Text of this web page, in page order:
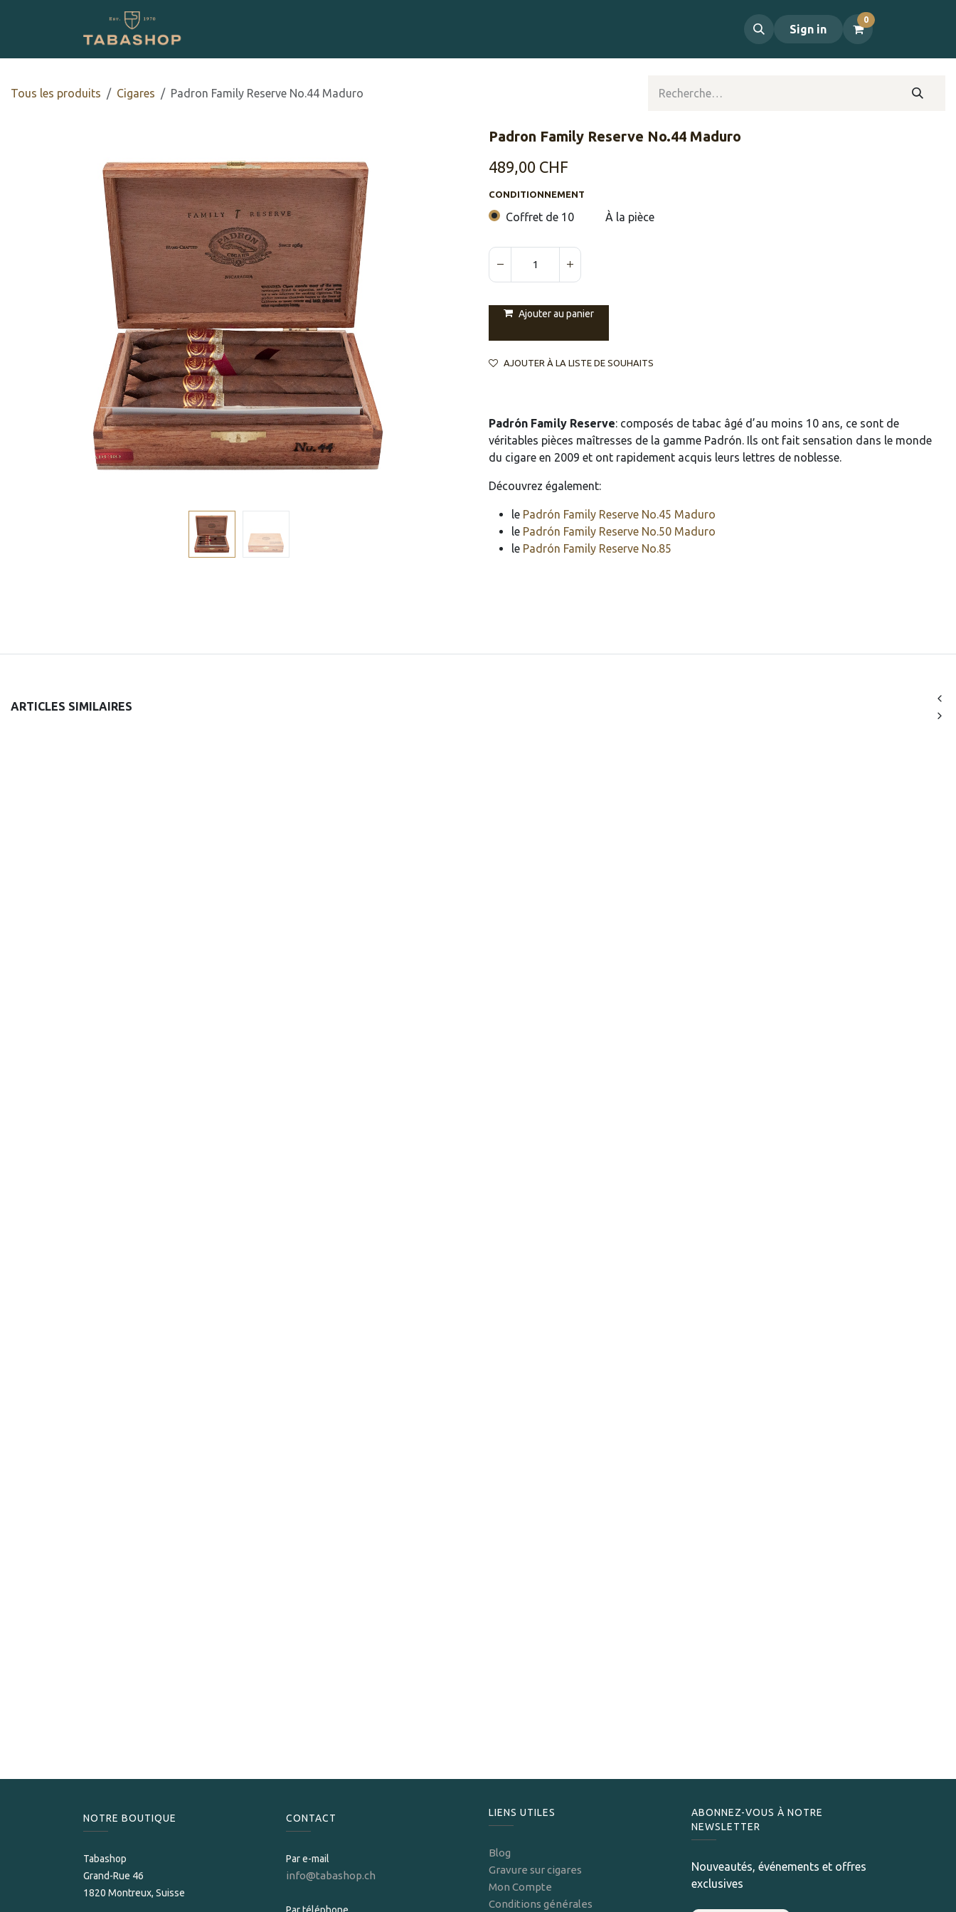
Sign in
0
Tous les produits ​​​Cigares Padron Family Reserve No.44 Maduro
Padron Family Reserve No.44 Maduro
489,00 CHF
CONDITIONNEMENT
Coffret de 10 À la pièce
Ajouter au panier
AJOUTER À LA LISTE DE SOUHAITS
Padrón Family Reserve: composés de tabac âgé d’au moins 10 ans, ce sont de
véritables pièces maîtresses de la gamme Padrón. Ils ont fait sensation dans le monde
du cigare en 2009 et ont rapidement acquis leurs lettres de noblesse.
Découvrez également:
le Padrón Family Reserve No.45 Maduro
le Padrón Family Reserve No.50 Maduro
le Padrón Family Reserve No.85
ARTICLES SIMILAIRES
NOTRE BOUTIQUE
Tabashop
Grand-Rue 46
1820 Montreux, Suisse
CONTACT
Par e-mail
info@tabashop.ch
LIENS UTILES
Blog
Gravure sur cigares
Mon Compte
Conditions générales
ABONNEZ-VOUS À NOTRE
NEWSLETTER
Nouveautés, événements et offres
exclusives